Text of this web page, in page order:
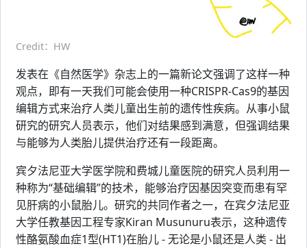
Credit：HW
发表在《自然医学》杂志上的一篇新论文强调了这样一种
观点，即有一天我们可能会使用一种CRISPR-Cas9的基因
编辑方式来治疗人类儿童出生前的遗传性疾病。从事小鼠
研究的研究人员表示，他们对结果感到满意，但强调结果
与能够为人类胎儿提供治疗还有一段距离。
宾夕法尼亚大学医学院和费城儿童医院的研究人员利用一
种称为“基础编辑”的技术，能够治疗因基因突变而患有罕
见肝病的小鼠胎儿。研究的共同作者之一，在宾夕法尼亚
大学任教基因工程专家Kiran Musunuru表示，这种遗传
性酪氨酸血症1型(HT1)在胎儿 - 无论是小鼠还是人类 - 出